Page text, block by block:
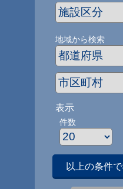
地域から検索
表示
件数
以上の条件